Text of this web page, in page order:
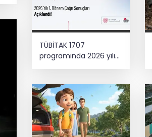
TÜBİTAK 1707
programında 2026 yılı
ilk dönem sonuçları